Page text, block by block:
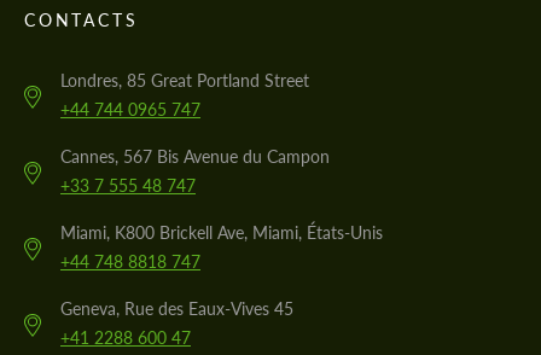
CONTACTS
Londres, 85 Great Portland Street
+44 744 0965 747
Cannes, 567 Bis Avenue du Campon
+33 7 555 48 747
Miami, K800 Brickell Ave, Miami, États-Unis
+44 748 8818 747
Geneva, Rue des Eaux-Vives 45
+41 2288 600 47